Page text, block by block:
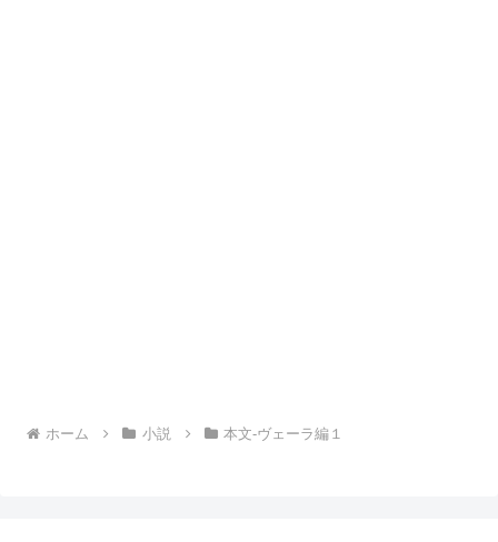
ホーム 小説 本文-ヴェーラ編１